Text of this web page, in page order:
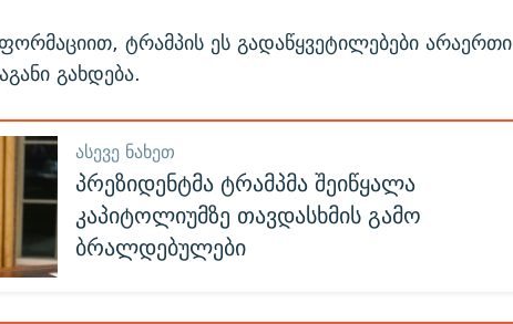
ტრამპის ეს გადაწყვეტილებები არაერთი
გახდება.
ᲐᲡᲔᲕᲔ ᲜᲐᲮᲔᲗ
პრეზიდენტმა ტრამპმა შეიწყალა
კაპიტოლიუმზე თავდასხმის გამო
ბრალდებულები